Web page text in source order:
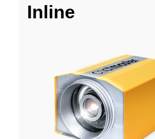
Inline